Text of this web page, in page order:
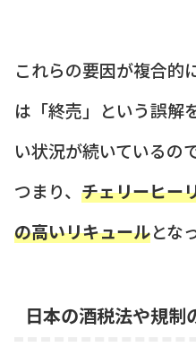
これらの要因が複合的
は「終売」という誤解
い状況が続いているので
つまり、 チェリーヒー
の高いリキュールとな
日本の酒税法や規制